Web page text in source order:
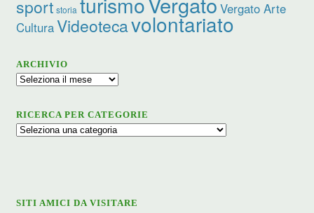
sport storia
Vergato Arte
CulturaVideotecavolontariato
ARCHIVIO
Archivio
RICERCA PER CATEGORIE
Ricerca
SITI AMICI DA VISITARE